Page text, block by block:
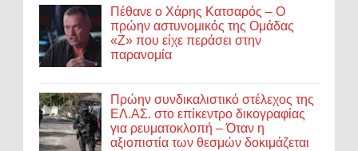
Πέθανε ο Χάρης Κατσαρός – Ο
πρώην αστυνομικός της Ομάδας
«Ζ» που είχε περάσει στην
παρανομία
Πρώην συνδικαλιστικό στέλεχος της
ΕΛ.ΑΣ. στο επίκεντρο δικογραφίας
για ρευματοκλοπή – Όταν η
αξιοπιστία των θεσμών δοκιμάζεται